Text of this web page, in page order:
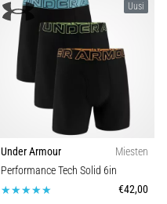
Uusi
Under Armour
Miesten
Performance Tech Solid 6in
€42,00